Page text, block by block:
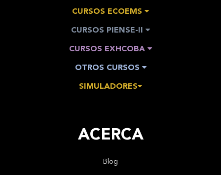
CURSOS ECOEMS
CURSOS PIENSE-II
CURSOS EXHCOBA
OTROS CURSOS
SIMULADORES
ACERCA
Blog